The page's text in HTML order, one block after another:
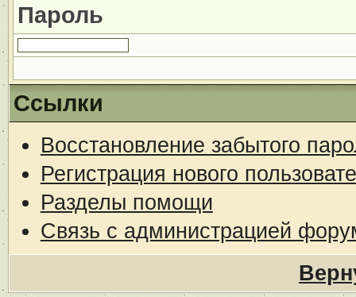
Пароль
Ссылки
Восстановление забытого
Регистрация нового
Разделы помощи
Связь с администрацией